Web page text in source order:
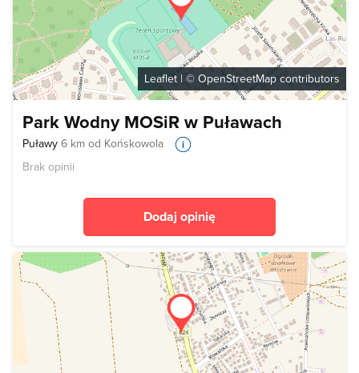
Leaflet | © OpenStreetMap contributors
Park Wodny MOSiR w Puławach
Puławy 6 km od Końskowola
Brak opinii
Dodaj opinię